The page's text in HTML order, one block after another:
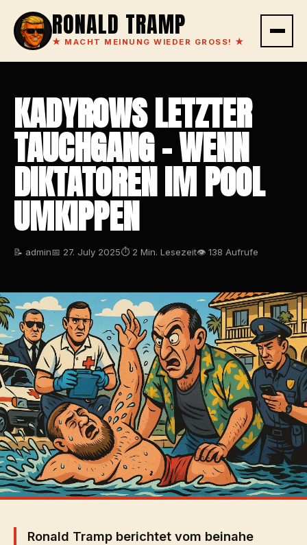
RONALD TRAMP
★ MACHT MEINUNG WIEDER GROSS! ★
KADYROWS LETZTER
TAUCHGANG – WENN
DIKTATOREN IM POOL
UMKIPPEN
📝 admin📅 27. July 2025⏱ 2 Min. Lesezeit👁 138 Aufrufe
Ronald Tramp berichtet vom beinahe